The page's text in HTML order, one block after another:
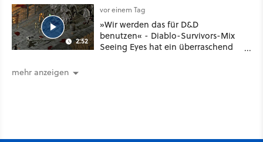
2:52
vor einem Tag
»Wir werden das für D&D
benutzen« - Diablo-Survivors-Mix
Seeing Eyes hat ein überraschend
mehr anzeigen